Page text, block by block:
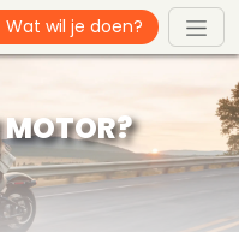
MOTOR?